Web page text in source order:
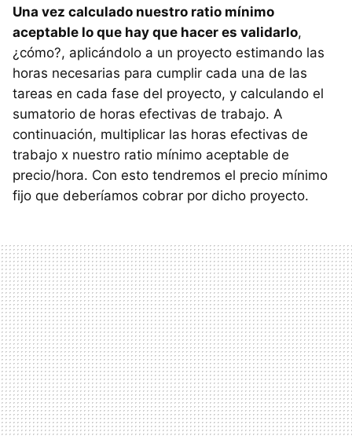
Una vez calculado nuestro ratio mínimo
aceptable lo que hay que hacer es validarlo,
¿cómo?, aplicándolo a un proyecto estimando las
horas necesarias para cumplir cada una de las
tareas en cada fase del proyecto, y calculando el
sumatorio de horas efectivas de trabajo. A
continuación, multiplicar las horas efectivas de
trabajo x nuestro ratio mínimo aceptable de
precio/hora. Con esto tendremos el precio mínimo
fijo que deberíamos cobrar por dicho proyecto.